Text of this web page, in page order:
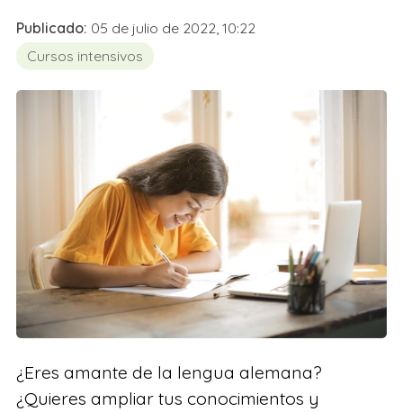
Publicado: 05 de julio de 2022, 10:22
Cursos intensivos
¿Eres amante de la lengua alemana?
¿Quieres ampliar tus conocimientos y